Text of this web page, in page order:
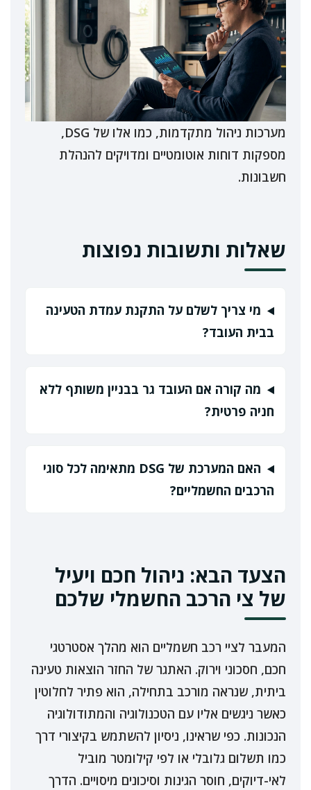
מערכות ניהול מתקדמות, כמו אלו של DSG,
מספקות דוחות אוטומטיים ומדויקים להנהלת
חשבונות.
שאלות ותשובות נפוצות
מי צריך לשלם על התקנת עמדת הטעינה
בבית העובד?
מה קורה אם העובד גר בבניין משותף ללא
חניה פרטית?
האם המערכת של DSG מתאימה לכל סוגי
הרכבים החשמליים?
הצעד הבא: ניהול חכם ויעיל
של צי הרכב החשמלי שלכם
המעבר לציי רכב חשמליים הוא מהלך אסטרטגי
חכם, חסכוני וירוק. האתגר של החזר הוצאות טעינה
ביתית, שנראה מורכב בתחילה, הוא פתיר לחלוטין
כאשר ניגשים אליו עם הטכנולוגיה והמתודולוגיה
הנכונות. כפי שראינו, ניסיון להשתמש בקיצורי דרך
כמו תשלום גלובלי או לפי קילומטר מוביל
לאי-דיוקים, חוסר הגינות וסיכונים מיסויים. הדרך